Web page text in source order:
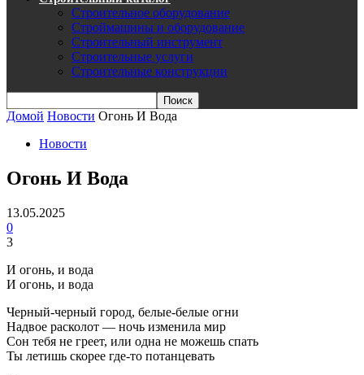
Строительное оборудование
Строймашины и оборудование
Строительный инструмент
Строительные услуги
Строительные конструкции
Домой Новости Огонь И Вода
Новости
Огонь И Вода
13.05.2025
0
3
И огонь, и вода
И огонь, и вода
Черный-черный город, белые-белые огни
Надвое расколот — ночь изменила мир
Сон тебя не греет, или одна не можешь спать
Ты летишь скорее где-то потанцевать